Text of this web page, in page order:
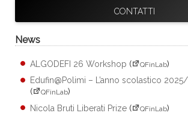
CONTATTI
News
ALGODEFI 26 Workshop ( QFinLab)
Edufin@Polimi – L’anno scolastico
(
QFinLab)
Nicola Bruti Liberati Prize ( QFinLab)